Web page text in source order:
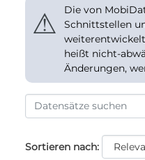
⚠
Die von
Schnittstellen
heißt nicht-
Änderungen,
Sortieren nach